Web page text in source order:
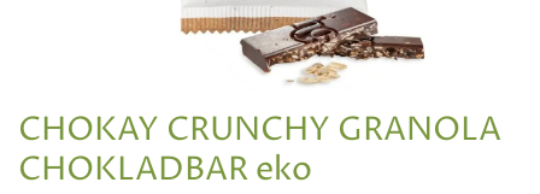
CHOKAY CRUNCHY GRANOLA
CHOKLADBAR eko